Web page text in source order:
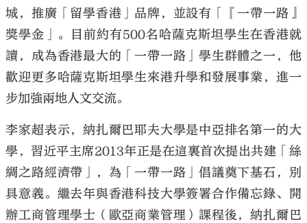
城，推廣「留學香港」品牌，並設有「『一帶一路』
獎學金」。目前約有500名哈薩克斯坦學生在香港就
讀，成為香港最大的「一帶一路」學生群體之一，他
歡迎更多哈薩克斯坦學生來港升學和發展事業，進一
步加強兩地人文交流。
李家超表示，納扎爾巴耶夫大學是中亞排名第一的大
學，習近平主席2013年正是在這裏首次提出共建「絲
綢之路經濟帶」，為「一帶一路」倡議奠下基石，別
具意義。繼去年與香港科技大學簽署合作備忘錄、開
辦工商管理學士（歐亞商業管理）課程後，納扎爾巴